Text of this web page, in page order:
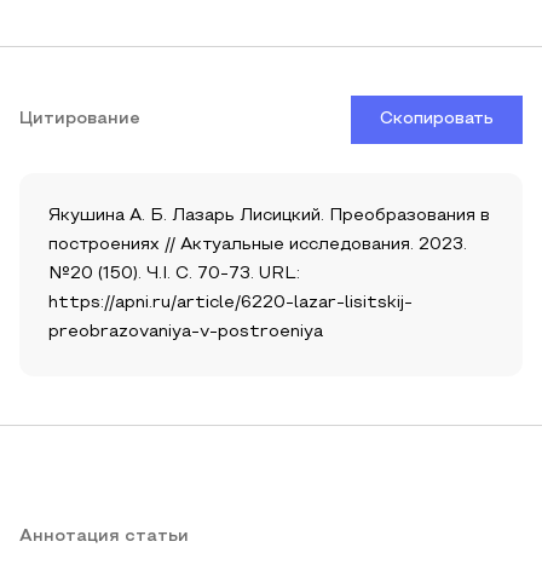
Цитирование Скопировать
Якушина А. Б. Лазарь Лисицкий. Преобразования в
построениях // Актуальные исследования. 2023.
№20 (150). Ч.I. С. 70-73. URL:
https://apni.ru/article/6220-lazar-lisitskij-
preobrazovaniya-v-postroeniya
Аннотация статьи